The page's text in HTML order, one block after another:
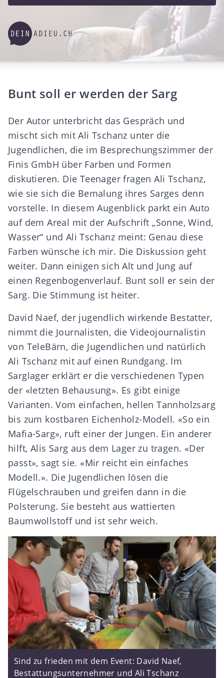
Bunt soll er werden der Sarg
Der Autor unterbricht das Gespräch und
mischt sich mit Ali Tschanz unter die
Jugendlichen, die im Besprechungszimmer der
Finis GmbH über Farben und Formen
diskutieren. Die Teenager fragen Ali Tschanz,
wie sie sich die Bemalung ihres Sarges denn
vorstelle. In diesem Augenblick parkt ein Auto
auf dem Areal mit der Aufschrift „Sonne, Wind,
Wasser“ und Ali Tschanz meint: Genau diese
Farben wünsche ich mir. Die Diskussion geht
weiter. Dann einigen sich Alt und Jung auf
einen Regenbogenverlauf. Bunt soll er sein der
Sarg. Die Stimmung ist heiter.
David Naef, der jugendlich wirkende Bestatter,
nimmt die Journalisten, die Videojournalistin
von TeleBärn, die Jugendlichen und natürlich
Ali Tschanz mit auf einen Rundgang. Im
Sarglager erklärt er die verschiedenen Typen
der «letzten Behausung». Es gibt einige
Varianten. Vom einfachen, hellen Tannholzsarg
bis zum kostbaren Eichenholz-Modell. «So ein
Mafia-Sarg», ruft einer der Jungen. Ein anderer
hilft, Alis Sarg aus dem Lager zu tragen. «Der
passt», sagt sie. «Mir reicht ein einfaches
Modell.». Die Jugendlichen lösen die
Flügelschrauben und greifen dann in die
Polsterung. Sie besteht aus wattierten
Baumwollstoff und ist sehr weich.
Sind zu frieden mit dem Event: David Naef,
Bestattungsunternehmer und Ali Tschanz